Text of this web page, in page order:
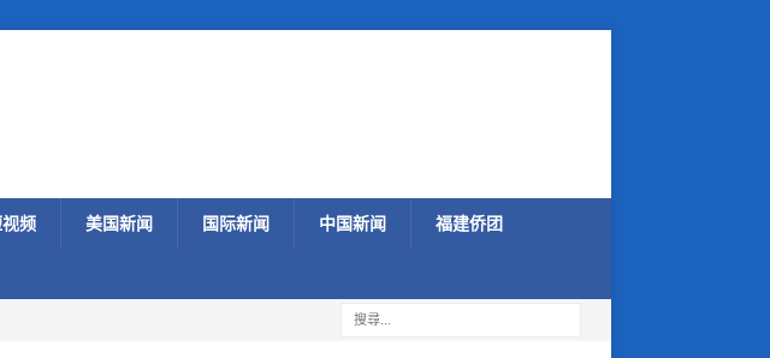
频 美国新闻 国际新闻 中国新闻 福建侨团